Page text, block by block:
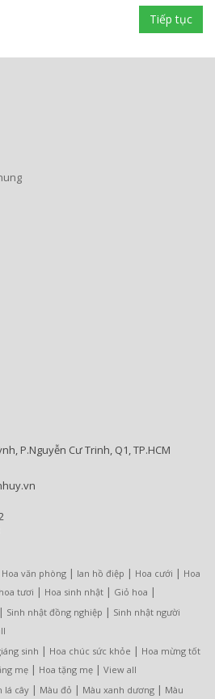
Tiếp tục
P.Nguyễn Cư Trinh, Q1, TP.HCM
Hoa văn phòng | lan hồ điệp | Hoa cưới | Hoa
tươi | Hoa sinh nhật | Giỏ hoa |
| Sinh nhật đồng nghiệp | Sinh nhật người
sinh | Hoa chúc sức khỏe | Hoa mừng tốt
mẹ | Hoa tặng mẹ | View all
lá cây | Màu đỏ | Màu xanh dương | Màu